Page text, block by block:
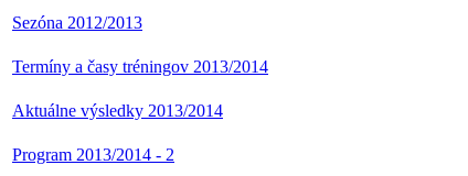
Sezóna 2012/2013
Termíny a časy tréningov 2013/2014
Aktuálne výsledky 2013/2014
Program 2013/2014 - 2